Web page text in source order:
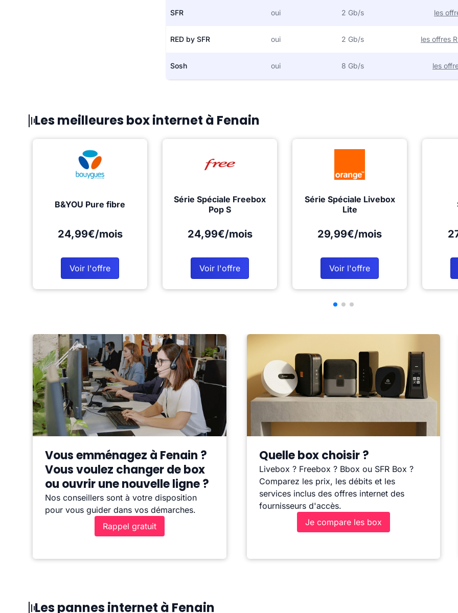
SFR oui 2 Gb/s les
RED by SFR oui 2 Gb/s les offres
Sosh oui 8 Gb/s les
Les meilleures box internet à Fenain
B&YOU Pure fibre
24,99€/mois
Voir l'offre
Série Spéciale Freebox
Pop S
24,99€/mois
Voir l'offre
Série Spéciale Livebox
Lite
29,99€/mois
Voir l'offre
Vous emménagez à Fenain ?
Vous voulez changer de box
ou ouvrir une nouvelle ligne ?
Nos conseillers sont à votre disposition
pour vous guider dans vos démarches.
Rappel gratuit
Quelle box choisir ?
Livebox ? Freebox ? Bbox ou SFR Box ?
Comparez les prix, les débits et les
services inclus des offres internet des
fournisseurs d'accès.
Je compare les box
Les pannes internet à Fenain